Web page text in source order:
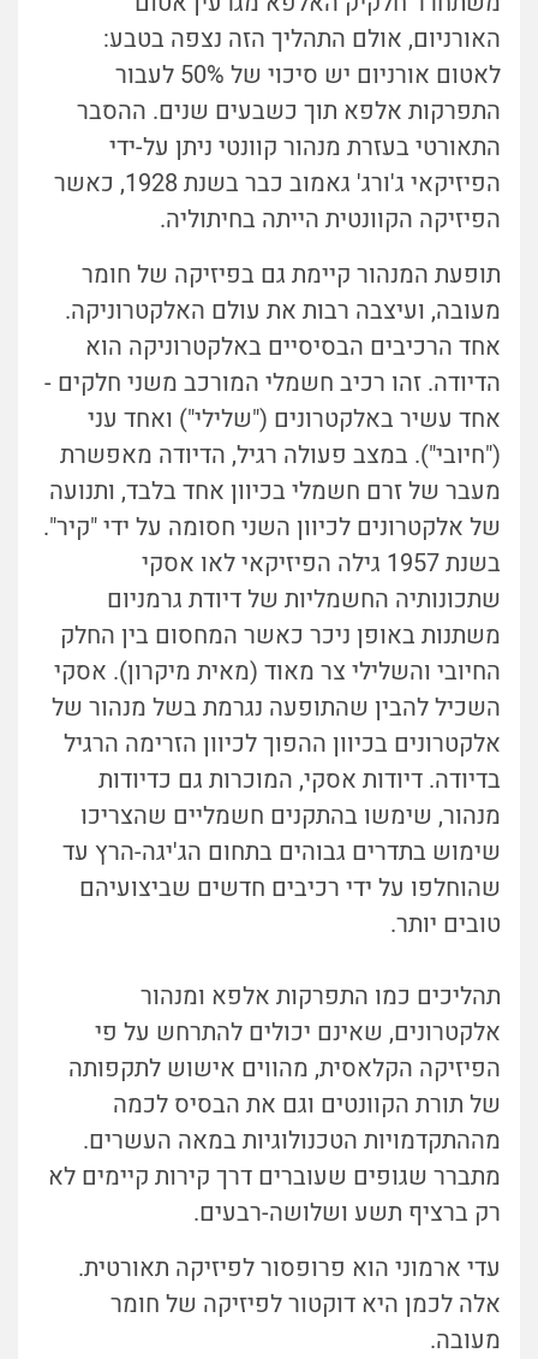
האורניום, אולם התהליך הזה נצפה בטבע:
לאטום אורניום יש סיכוי של 50% לעבור
התפרקות אלפא תוך כשבעים שנים. ההסבר
התאורטי בעזרת מנהור קוונטי ניתן על-ידי
הפיזיקאי ג'ורג' גאמוב כבר בשנת 1928, כאשר
הפיזיקה הקוונטית הייתה בחיתוליה.
תופעת המנהור קיימת גם בפיזיקה של חומר
מעובה, ועיצבה רבות את עולם האלקטרוניקה.
אחד הרכיבים הבסיסיים באלקטרוניקה הוא
הדיודה. זהו רכיב חשמלי המורכב משני חלקים -
אחד עשיר באלקטרונים ("שלילי") ואחד עני
("חיובי"). במצב פעולה רגיל, הדיודה מאפשרת
מעבר של זרם חשמלי בכיוון אחד בלבד, ותנועה
של אלקטרונים לכיוון השני חסומה על ידי "קיר".
בשנת 1957 גילה הפיזיקאי לאו אסקי
שתכונותיה החשמליות של דיודת גרמניום
משתנות באופן ניכר כאשר המחסום בין החלק
החיובי והשלילי צר מאוד (מאית מיקרון). אסקי
השכיל להבין שהתופעה נגרמת בשל מנהור של
אלקטרונים בכיוון ההפוך לכיוון הזרימה הרגיל
בדיודה. דיודות אסקי, המוכרות גם כדיודות
מנהור, שימשו בהתקנים חשמליים שהצריכו
שימוש בתדרים גבוהים בתחום הג'יגה-הרץ עד
שהוחלפו על ידי רכיבים חדשים שביצועיהם
טובים יותר.
תהליכים כמו התפרקות אלפא ומנהור
אלקטרונים, שאינם יכולים להתרחש על פי
הפיזיקה הקלאסית, מהווים אישוש לתקפותה
של תורת הקוונטים וגם את הבסיס לכמה
מההתקדמויות הטכנולוגיות במאה העשרים.
מתברר שגופים שעוברים דרך קירות קיימים לא
רק ברציף תשע ושלושה-רבעים.
עדי ארמוני הוא פרופסור לפיזיקה תאורטית.
אלה לכמן היא דוקטור לפיזיקה של חומר
מעובה.